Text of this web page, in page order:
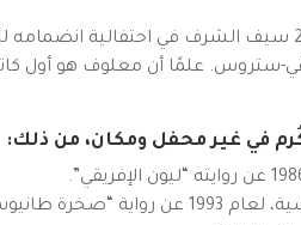
ستروس. علمًا أن معلوف هو أول
في غير محفل ومكان، من ذلك:
جائزة غونكور، كبرى الجوائز